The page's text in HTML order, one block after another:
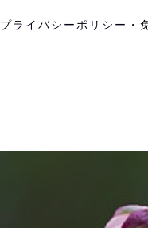
プライバシーポリシー・